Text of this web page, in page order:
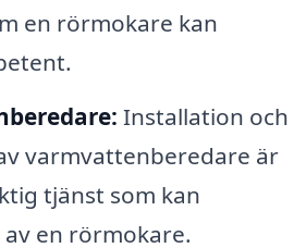
en rörmokare kan
Installation och
varmvattenberedare är
tjänst som kan
en rörmokare.